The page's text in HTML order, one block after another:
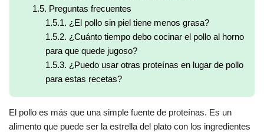
1.5. Preguntas frecuentes
1.5.1. ¿El pollo sin piel tiene menos grasa?
1.5.2. ¿Cuánto tiempo debo cocinar el pollo al horno
para que quede jugoso?
1.5.3. ¿Puedo usar otras proteínas en lugar de pollo
para estas recetas?
El pollo es más que una simple fuente de proteínas. Es un
alimento que puede ser la estrella del plato con los ingredientes